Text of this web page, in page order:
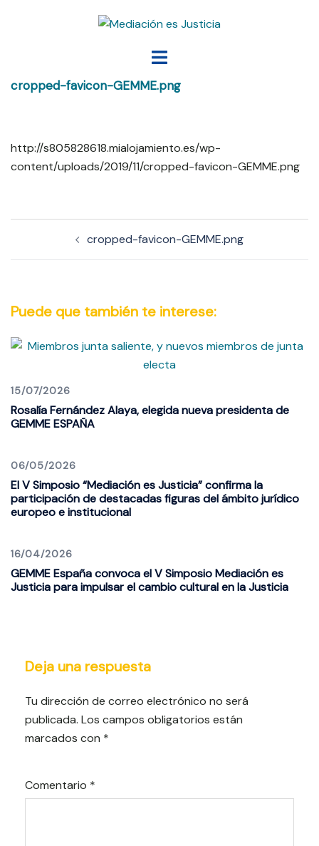
Alternar
cropped-favicon-GEMME.png
http://s805828618.mialojamiento.es/wp-
content/uploads/2019/11/cropped-favicon-GEMME.png
entradas
cropped-favicon-GEMME.png
Puede que también te interese:
15/07/2026
Rosalía Fernández Alaya, elegida nueva presidenta de
GEMME ESPAÑA
06/05/2026
El V Simposio “Mediación es Justicia” confirma la
participación de destacadas figuras del ámbito jurídico
europeo e institucional
16/04/2026
GEMME España convoca el V Simposio Mediación es
Justicia para impulsar el cambio cultural en la Justicia
Deja una respuesta
Tu dirección de correo electrónico no será
publicada. Los campos obligatorios están
marcados con *
Comentario *